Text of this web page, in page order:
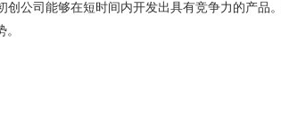
创公司能够在短时间内开发出具有竞争力的产